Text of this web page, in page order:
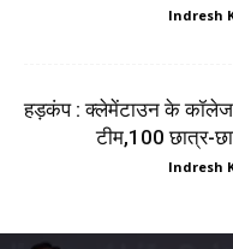
Indresh
हड़कंप : क्लेमेंटाउन के कॉलेज
टीम,100 छात्र-
Indresh